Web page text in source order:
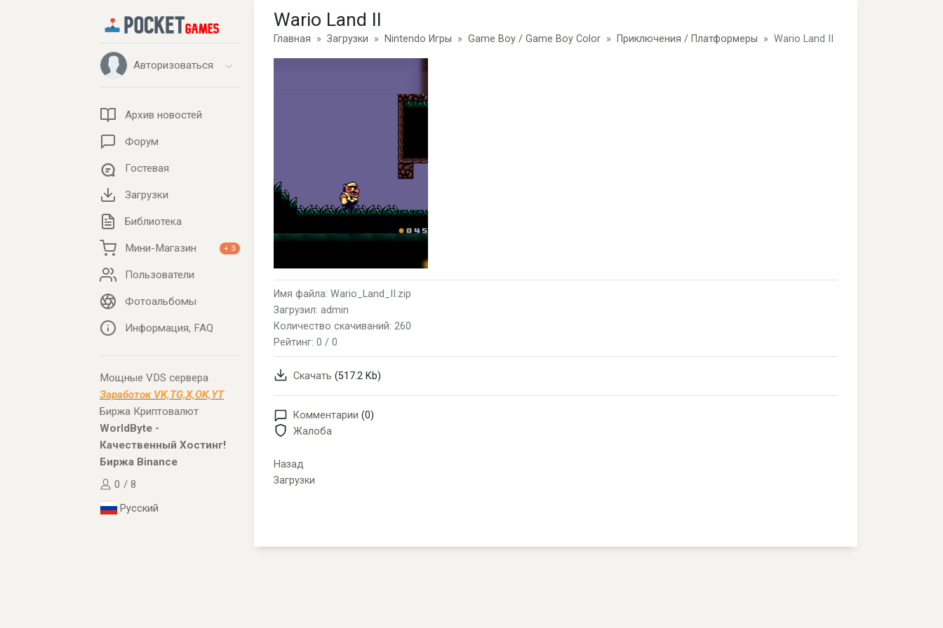
Авторизоваться
Архив новостей
Форум
Гостевая
Загрузки
Библиотека
Мини-Магазин + 3
Пользователи
Фотоальбомы
Информация, FAQ
Мощные VDS сервера
Заработок VK,TG,X,OK,YT
Биржа Криптовалют
WorldByte -
Качественный Хостинг!
Биржа Binance
0 / 8
Русский
Wario Land II
Главная Загрузки Nintendo Игры Game Boy / Game Boy Color Приключения / Платформеры Wario Land II
Имя файла: Wario_Land_II.zip
Загрузил: admin
Количество скачиваний: 260
Рейтинг: 0 / 0
Скачать (517.2 Kb)
Комментарии (0)
Жалоба
Назад
Загрузки